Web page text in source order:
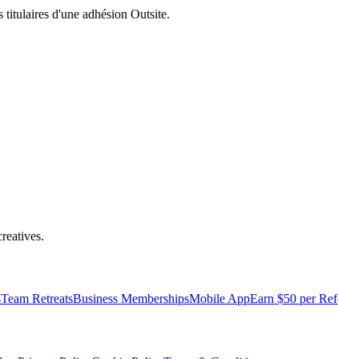
titulaires d'une adhésion Outsite.
Team RetreatsBusiness MembershipsMobile AppEarn $50 per